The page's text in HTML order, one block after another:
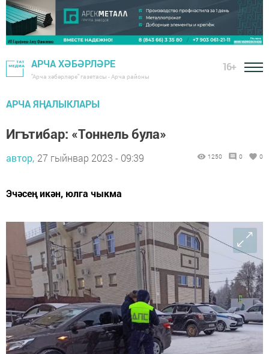
АРЧА ХӘБӘРЛӘРЕ
"Арча хәбәрләре" газетасы - Арча районы
16+
АРЧА ЯҢАЛЫКЛАРЫ
Игътибар: «Тоннель була»
автор, 27 гыйнвар 2023 - 09:39 1250 0 0
Эчәсең икән, юлга чыкма